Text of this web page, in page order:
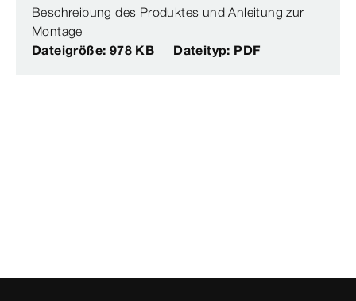
Beschreibung des Produktes und Anleitung zur
Montage
Dateigröße: 978 KB
Dateityp: PDF